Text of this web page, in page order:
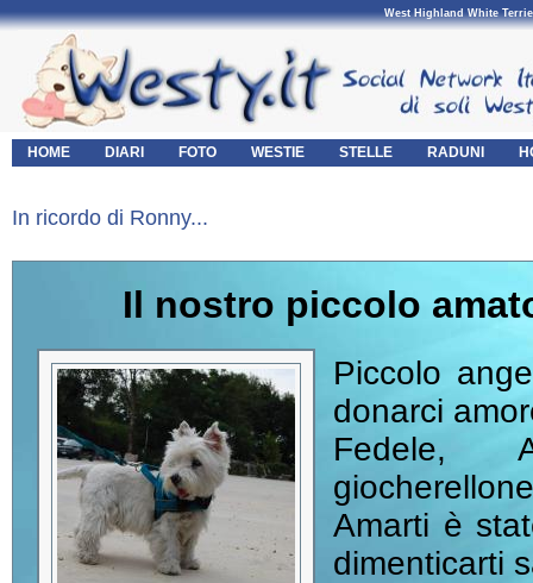
West Highland White
HOME DIARI FOTO WESTIE STELLE RADUNI
In ricordo di Ronny...
Il nostro piccolo
Piccolo
donarci
Fedele,
Amarti è
dimenticarti